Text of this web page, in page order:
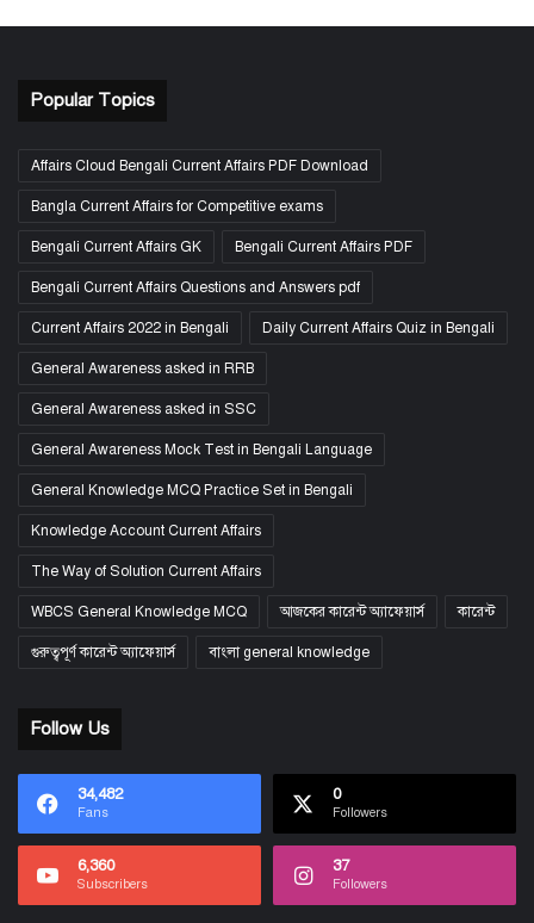
Popular Topics
Affairs Cloud Bengali Current Affairs PDF Download
Bangla Current Affairs for Competitive exams
Bengali Current Affairs GK Bengali Current Affairs PDF
Bengali Current Affairs Questions and Answers pdf
Current Affairs 2022 in Bengali Daily Current Affairs Quiz in Bengali
General Awareness asked in RRB
General Awareness asked in SSC
General Awareness Mock Test in Bengali Language
General Knowledge MCQ Practice Set in Bengali
Knowledge Account Current Affairs
The Way of Solution Current Affairs
WBCS General Knowledge MCQ আজকের কারেন্ট অ্যাফেয়ার্স কারেন্ট
গুরুত্বপূর্ণ কারেন্ট অ্যাফেয়ার্স বাংলা general knowledge
Follow Us
34,482
Fans
0
Followers
6,360
Subscribers
37
Followers